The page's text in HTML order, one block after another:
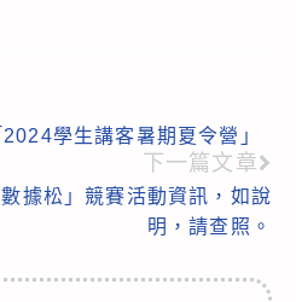
學生講客暑期夏令營」
下一篇文章
據松」競賽活動資訊，如說
明，請查照。